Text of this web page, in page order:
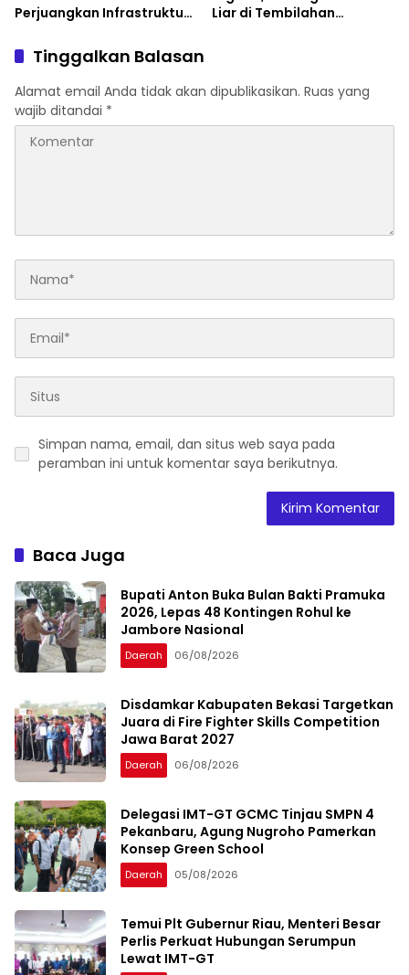
Perjuangkan Infrastruktur
Liar di Tembilahan
Tinggalkan Balasan
Alamat email Anda tidak akan dipublikasikan. Ruas yang
wajib ditandai *
Simpan nama, email, dan situs web saya pada
peramban ini untuk komentar saya berikutnya.
Baca Juga
Bupati Anton Buka Bulan Bakti Pramuka
2026, Lepas 48 Kontingen Rohul ke
Jambore Nasional
Daerah 06/08/2026
Disdamkar Kabupaten Bekasi Targetkan
Juara di Fire Fighter Skills Competition
Jawa Barat 2027
Daerah 06/08/2026
Delegasi IMT-GT GCMC Tinjau SMPN 4
Pekanbaru, Agung Nugroho Pamerkan
Konsep Green School
Daerah 05/08/2026
Temui Plt Gubernur Riau, Menteri Besar
Perlis Perkuat Hubungan Serumpun
Lewat IMT-GT